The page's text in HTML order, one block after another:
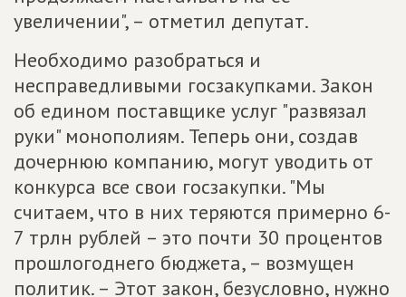
увеличении", – отметил депутат.
Необходимо разобраться и
несправедливыми госзакупками. Закон
об едином поставщике услуг "развязал
руки" монополиям. Теперь они, создав
дочернюю компанию, могут уводить от
конкурса все свои госзакупки. "Мы
считаем, что в них теряются примерно 6-
7 трлн рублей – это почти 30 процентов
прошлогоднего бюджета, – возмущен
политик. – Этот закон, безусловно, нужно